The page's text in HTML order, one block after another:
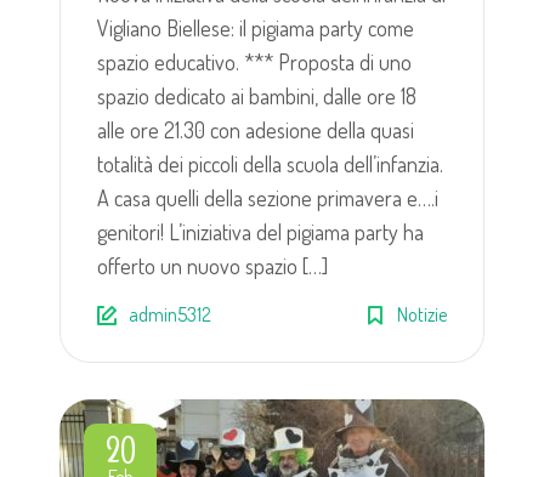
Vigliano Biellese: il pigiama party come
spazio educativo. *** Proposta di uno
spazio dedicato ai bambini, dalle ore 18
alle ore 21.30 con adesione della quasi
totalità dei piccoli della scuola dell’infanzia.
A casa quelli della sezione primavera e….i
genitori! L’iniziativa del pigiama party ha
offerto un nuovo spazio […]
admin5312 Notizie
20